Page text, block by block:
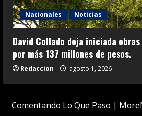
Nacionales Noticias
David Collado deja iniciada
por más 137 millones de pesos.
Redaccion agosto 1, 2026
Comentando Lo Que Paso |